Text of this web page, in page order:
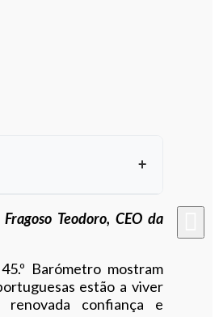
este artigoTeodoro, CEO da
Barómetro mostram
estão a viver
confiança e